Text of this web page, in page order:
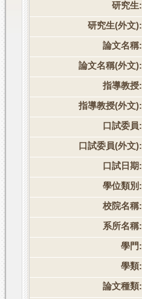
研究生:
研究生(外文):
論文名稱:
論文名稱(外文):
指導教授:
指導教授(外文):
口試委員:
口試委員(外文):
口試日期:
學位類別:
校院名稱:
系所名稱:
學門:
學類:
論文種類: